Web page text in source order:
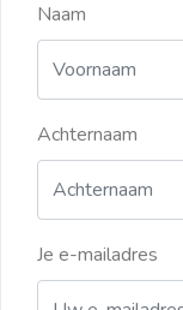
Naam
Achternaam
Je e-mailadres